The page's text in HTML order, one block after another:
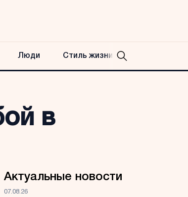
Люди Стиль жизни
в
Актуальные новости
07.08.26